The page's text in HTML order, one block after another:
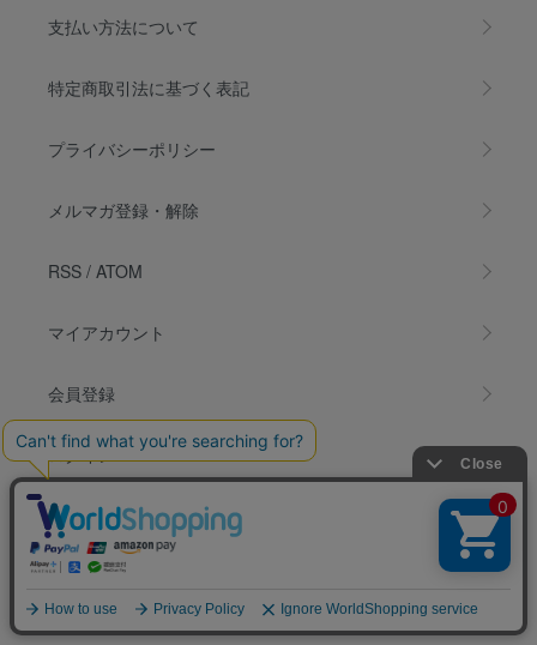
支払い方法について
特定商取引法に基づく表記
プライバシーポリシー
メルマガ登録・解除
RSS / ATOM
マイアカウント
会員登録
ログイン
カートを見る
お問い合わせ